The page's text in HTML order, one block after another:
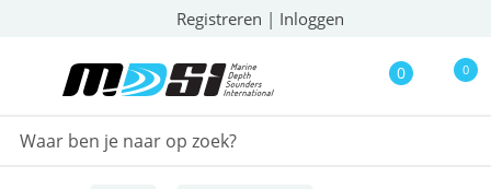
Registreren | Inloggen
0 0